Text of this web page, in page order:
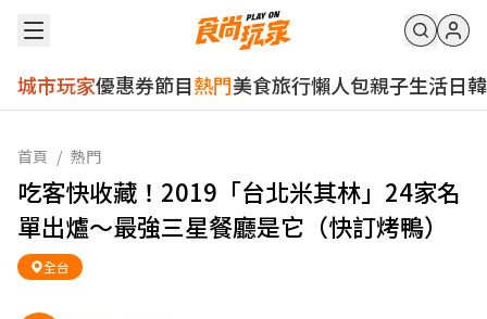
城市玩家優惠券節目熱門美食旅行懶人包親子生活日韓
首頁 / 熱門
吃客快收藏！2019「台北米其林」24家名
單出爐～最強三星餐廳是它（快訂烤鴨）
全台